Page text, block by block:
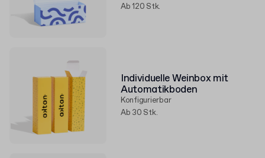
Ab 120 Stk.
Individuelle Weinbox mit
Automatikboden
Konfigurierbar
Ab 30 Stk.